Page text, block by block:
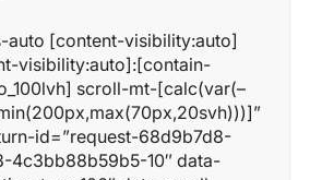
auto [content-visibility:auto]
visibility:auto]:[contain-
scroll-mt-[calc(var(–
id=”request-68d9b7d8-
4c3bb88b59b5-10″ data-